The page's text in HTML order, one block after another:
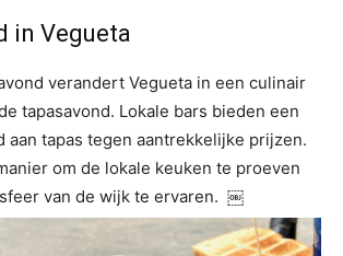
in Vegueta
verandert Vegueta in een culinair
tapasavond. Lokale bars bieden een
aan tapas tegen aantrekkelijke prijzen.
om de lokale keuken te proeven
van de wijk te ervaren. ￼